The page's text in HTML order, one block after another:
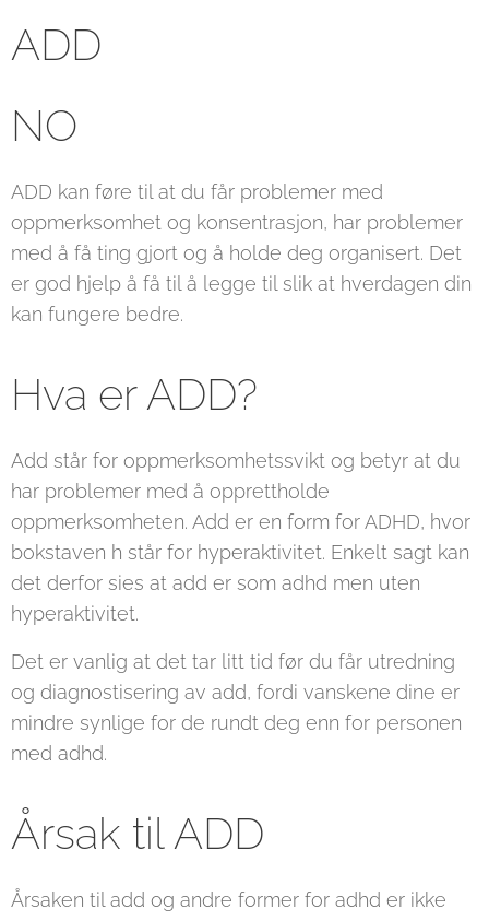
ADD
NO
ADD kan føre til at du får problemer med
oppmerksomhet og konsentrasjon, har problemer
med å få ting gjort og å holde deg organisert. Det
er god hjelp å få til å legge til slik at hverdagen din
kan fungere bedre.
Hva er ADD?
Add står for oppmerksomhetssvikt og betyr at du
har problemer med å opprettholde
oppmerksomheten. Add er en form for ADHD, hvor
bokstaven h står for hyperaktivitet. Enkelt sagt kan
det derfor sies at add er som adhd men uten
hyperaktivitet.
Det er vanlig at det tar litt tid før du får utredning
og diagnostisering av add, fordi vanskene dine er
mindre synlige for de rundt deg enn for personen
med adhd.
Årsak til ADD
Årsaken til add og andre former for adhd er ikke